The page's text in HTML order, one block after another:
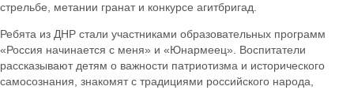
стрельбе, метании гранат и конкурсе агитбригад.
Ребята из ДНР стали участниками образовательных программ
«Россия начинается с меня» и «Юнармеец». Воспитатели
рассказывают детям о важности патриотизма и исторического
самосознания, знакомят с традициями российского народа,